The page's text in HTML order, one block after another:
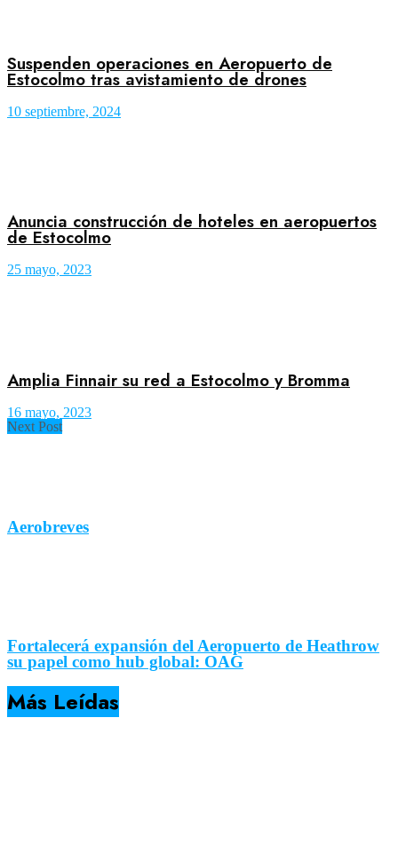
Suspenden operaciones en Aeropuerto de
Estocolmo tras avistamiento de drones
10 septiembre, 2024
Anuncia construcción de hoteles en aeropuertos
de Estocolmo
25 mayo, 2023
Amplia Finnair su red a Estocolmo y Bromma
16 mayo, 2023
Next Post
Aerobreves
Fortalecerá expansión del Aeropuerto de Heathrow
su papel como hub global: OAG
Más Leídas